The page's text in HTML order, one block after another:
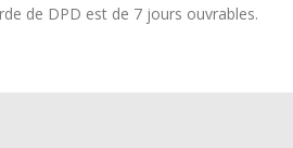
de DPD est de 7 jours ouvrables.